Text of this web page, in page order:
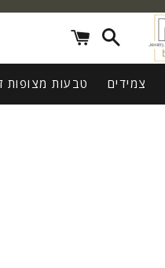
חיפוש
צמידים טבעות מצופות